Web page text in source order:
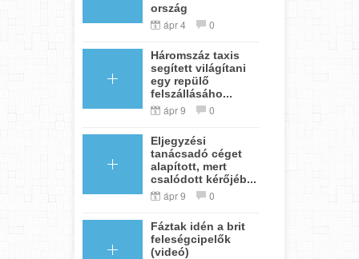
ország
ápr 4 0
Háromszáz taxis
segített világítani
egy repülő
felszállásáho...
ápr 9 0
Eljegyzési
tanácsadó céget
alapított, mert
csalódott kérőjéb...
ápr 9 0
Fáztak idén a brit
feleségcipelők
(videó)